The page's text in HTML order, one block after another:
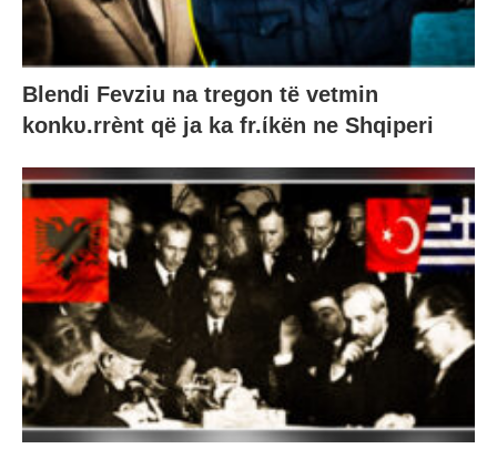
Blendi Fevziu na tregon të vetmin
konkυ.rrènt që ja ka fr.ίkën ne Shqiperi